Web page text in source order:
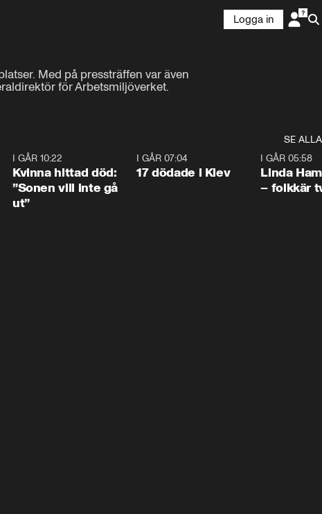
Logga in
Med på pressträffen var även
för Arbetsmiljöverket.
SE ALLA
I GÅR 10:22
Kvinna hittad död:
”Sonen vill inte gå
ut”
I GÅR 07:04
17 dödade i Kiev
I GÅR 05:58
Linda
– folkkär